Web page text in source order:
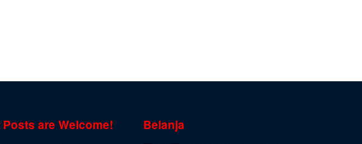
are Welcome! Belanja